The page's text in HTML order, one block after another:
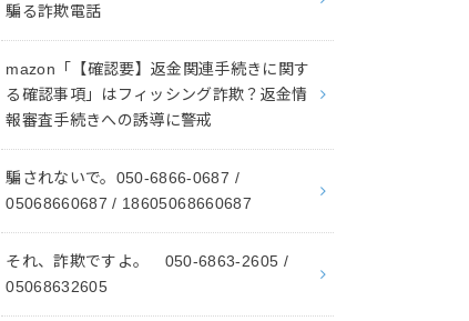
騙る詐欺電話
mazon「【確認要】返金関連手続きに関す
る確認事項」はフィッシング詐欺？返金情
報審査手続きへの誘導に警戒
騙されないで。050-6866-0687 /
05068660687 / 18605068660687
それ、詐欺ですよ。 050-6863-2605 /
05068632605